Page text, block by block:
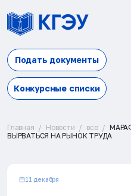
Подать документы
Конкурсные списки
Главная Новости все
ВЫРВАТЬСЯ НА РЫНОК ТРУДА
11 декабря